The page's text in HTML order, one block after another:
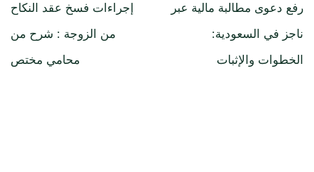
رفع دعوى مطالبة مالية عبر
ناجز في السعودية:
الخطوات والإثبات
إجراءات فسخ عقد النكاح
من الزوجة : شرح من
محامي مختص